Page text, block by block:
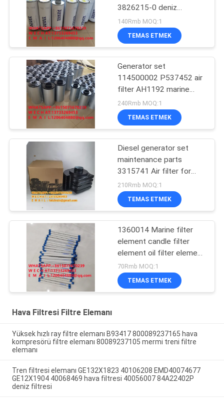
3826215-0 deniz
jeneratörü seti hava filtre
elemanı 1-382615
mühendislik
140Rmb MOQ:1
TEMAS ETMEK
Generator set
114500002 P537452 air
filter AH1192 marine
PA3555 filter element
96896002
240Rmb MOQ:1
TEMAS ETMEK
Diesel generator set
maintenance parts
3315741 Air filter for
diesel generator set
AH1101 snail air filter
element AH1100
210Rmb MOQ:1
TEMAS ETMEK
1360014 Marine filter
element candle filter
element oil filter element
marine filter element
export quality filter
70Rmb MOQ:1
TEMAS ETMEK
Hava Filtresi Filtre Elemanı
Yüksek hızlı ray filtre elemanı B93417 800089237165 hava
kompresörü filtre elemanı 80089237105 mermi treni filtre
elemanı
Tren filtresi elemanı GE132X1823 40106208 EMD40074677
GE12X1904 40068469 hava filtresi 40056007 84A22402P
deniz filtresi